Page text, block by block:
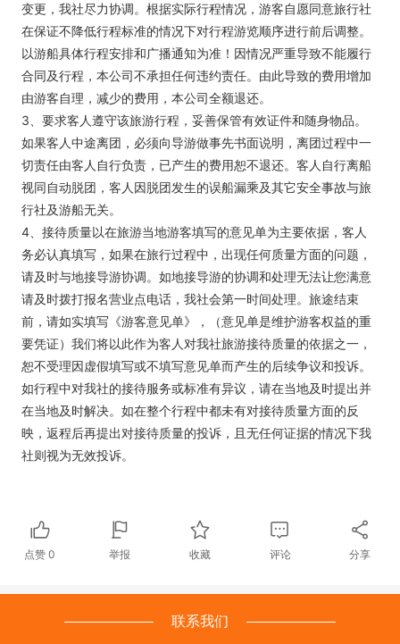
变更，我社尽力协调。根据实际行程情况，游客自愿同意旅行社
在保证不降低行程标准的情况下对行程游览顺序进行前后调整。
以游船具体行程安排和广播通知为准！因情况严重导致不能履行
合同及行程，本公司不承担任何违约责任。由此导致的费用增加
由游客自理，减少的费用，本公司全额退还。
3、要求客人遵守该旅游行程，妥善保管有效证件和随身物品。
如果客人中途离团，必须向导游做事先书面说明，离团过程中一
切责任由客人自行负责，已产生的费用恕不退还。客人自行离船
视同自动脱团，客人因脱团发生的误船漏乘及其它安全事故与旅
行社及游船无关。
4、接待质量以在旅游当地游客填写的意见单为主要依据，客人
务必认真填写，如果在旅行过程中，出现任何质量方面的问题，
请及时与地接导游协调。如地接导游的协调和处理无法让您满意
请及时拨打报名营业点电话，我社会第一时间处理。旅途结束
前，请如实填写《游客意见单》，（意见单是维护游客权益的重
要凭证）我们将以此作为客人对我社旅游接待质量的依据之一，
恕不受理因虚假填写或不填写意见单而产生的后续争议和投诉。
如行程中对我社的接待服务或标准有异议，请在当地及时提出并
在当地及时解决。如在整个行程中都未有对接待质量方面的反
映，返程后再提出对接待质量的投诉，且无任何证据的情况下我
社则视为无效投诉。
点赞0 举报 收藏 评论 分享
联系我们